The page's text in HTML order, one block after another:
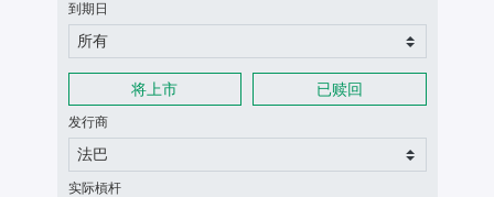
到期日
所有
将上市 已赎回
发行商
法巴
实际槓杆